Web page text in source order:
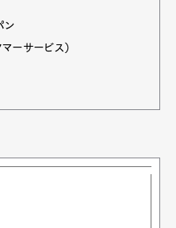
ン
ーサービス）